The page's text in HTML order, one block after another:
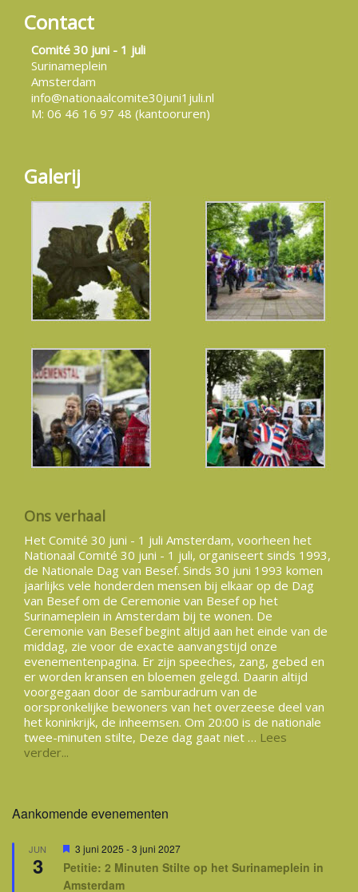
Contact
Comité 30 juni - 1 juli
Surinameplein
Amsterdam
info@nationaalcomite30juni1juli.nl
M: 06 46 16 97 48 (kantooruren)
Galerij
Ons verhaal
Het Comité 30 juni - 1 juli Amsterdam, voorheen het
Nationaal Comité 30 juni - 1 juli, organiseert sinds 1993,
de Nationale Dag van Besef. Sinds 30 juni 1993 komen
jaarlijks vele honderden mensen bij elkaar op de Dag
van Besef om de Ceremonie van Besef op het
Surinameplein in Amsterdam bij te wonen. De
Ceremonie van Besef begint altijd aan het einde van de
middag, zie voor de exacte aanvangstijd onze
evenementenpagina. Er zijn speeches, zang, gebed en
er worden kransen en bloemen gelegd. Daarin altijd
voorgegaan door de samburadrum van de
oorspronkelijke bewoners van het overzeese deel van
het koninkrijk, de inheemsen. Om 20:00 is de nationale
twee-minuten stilte, Deze dag gaat niet … Lees
verder...
Aankomende evenementen
JUN
3
Uitgelicht
3 juni 2025 -3 juni 2027
Petitie: 2 Minuten Stilte op het Surinameplein in
Amsterdam